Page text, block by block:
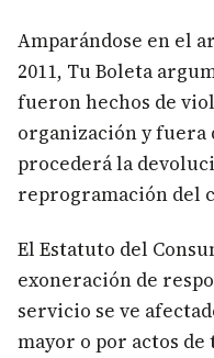
Amparándose en el
2011, Tu Boleta
fueron hechos de
organización y fuera
procederá la
reprogramación del
El Estatuto del
exoneración de
servicio se ve
mayor o por actos